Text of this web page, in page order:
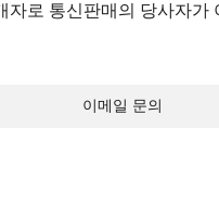
로 통신판매의 당사자
이메일 문의